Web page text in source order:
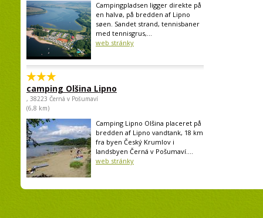
Campingpladsen ligger direkte på
en halvø, på bredden af Lipno
søen. Sandet strand, tennisbaner
med tennisgrus,...
web stránky
camping Olšina Lipno
, 38223 Černá v Pošumaví
(6,8 km)
Camping Lipno Olšina placeret på
bredden af Lipno vandtank, 18 km
fra byen Český Krumlov i
landsbyen Černá v Pošumaví....
web stránky